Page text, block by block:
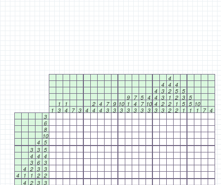
4
4 4 4
4 3 2 5 5
9 7 5 4 4 3 1 2 3 5
1
1 2 4 7 9 10 1 4 7 10 4 2 2 1 5 5 10
1 3 4 7 3 4 4 4 3 3 3 3 3 3 3 3 3 2 2 1 1 1 7 4
3
6
8
10
4 5
3 3 5
4 4 4
3 6 3
4 2 3 3
4
1 1 2 2
4 2 3 3